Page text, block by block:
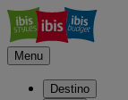
Menu
Destino